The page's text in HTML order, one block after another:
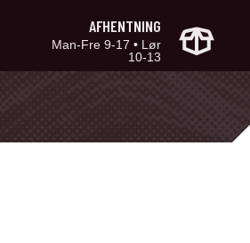
AFHENTNING
Man-Fre 9-17 • Lør
10-13